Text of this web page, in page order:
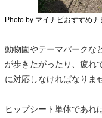
Photo by マイナビおすすめナ
動物園やテーマパークな
が歩きたがったり、疲れ
に対応しなければなりま
ヒップシート単体であれ